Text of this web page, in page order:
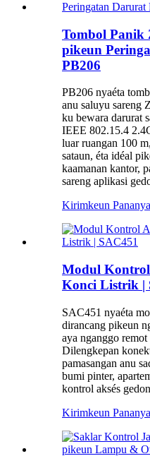
Tombol Panik
pikeun
PB206
PB206 nyaéta
anu saluyu sareng
ku bewara darurat
IEEE 802.15.4
luar ruangan 100
sataun, éta idéal
kaamanan kantor,
sareng aplikasi
Kirimkeun Pananya
Modul Kontrol
Konci Listrik |
SAC451 nyaéta
dirancang pikeun
aya nganggo
Dilengkepan
pamasangan anu
bumi pinter,
kontrol aksés
Kirimkeun Pananya